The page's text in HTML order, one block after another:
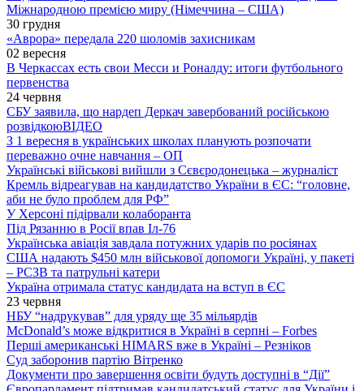
Міжнародною премією миру (Німеччина – США)
30 грудня
«Аврора» передала 220 шоломів захисникам
02 вересня
В Черкассах есть свои Месси и Роналду: итоги футбольного
первенства
24 червня
СБУ заявила, що нардеп Деркач завербований російською
розвідкоюВІДЕО
З 1 вересня в українських школах планують розпочати
переважно очне навчання – ОП
Українські військові вийшли з Сєвєродонецька – журналіст
Кремль відреагував на кандидатство України в ЄС: “головне,
аби не було проблем для РФ”
У Херсоні підірвали колаборанта
Під Рязанню в Росії впав Іл-76
Українська авіація завдала потужних ударів по росіянах
США надають $450 млн військової допомоги Україні, у пакеті
– РСЗВ та патрульні катери
Україна отримала статус кандидата на вступ в ЄС
23 червня
НБУ “надрукував” для уряду ще 35 мільярдів
McDonald’s може відкритися в Україні в серпні – Forbes
Перші американські HIMARS вже в Україні – Резніков
Суд заборонив партію Вітренко
Документи про завершення освіти будуть доступні в “Дії”